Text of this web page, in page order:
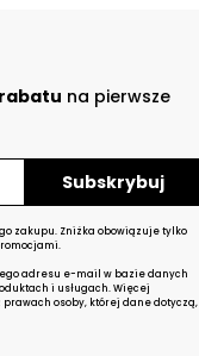
rabatu na pierwsze
zakupu. Zniżka obowiązuje tylko
adresu e-mail w bazie danych
i usługach. Więcej
osoby, której dane dotyczą,